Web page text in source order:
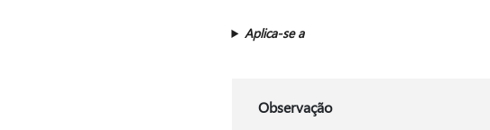
Aplica-se a
Observação